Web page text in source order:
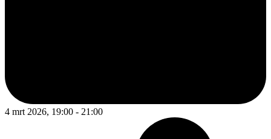
4 mrt 2026, 19:00 - 21:00